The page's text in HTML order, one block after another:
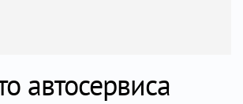
автосервиса